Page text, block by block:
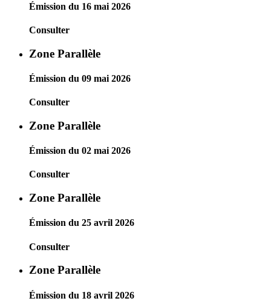
Émission du 16 mai 2026
Consulter
Zone Parallèle
Émission du 09 mai 2026
Consulter
Zone Parallèle
Émission du 02 mai 2026
Consulter
Zone Parallèle
Émission du 25 avril 2026
Consulter
Zone Parallèle
Émission du 18 avril 2026